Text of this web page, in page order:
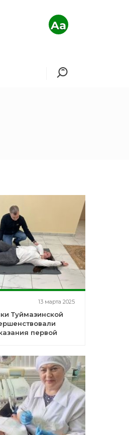
Aa
13 марта 2025
Туймазинской
первой